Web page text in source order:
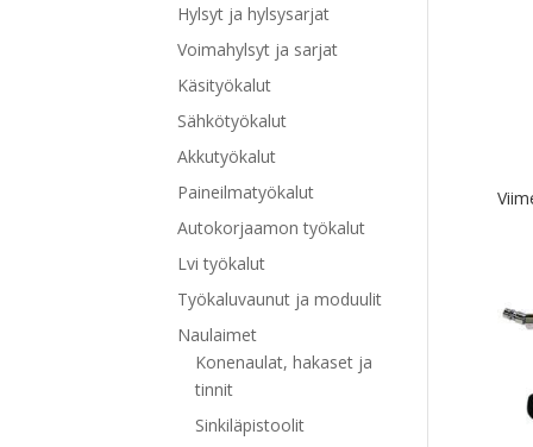
Hylsyt ja hylsysarjat
Voimahylsyt ja sarjat
Käsityökalut
Sähkötyökalut
Akkutyökalut
Paineilmatyökalut
Autokorjaamon työkalut
Lvi työkalut
Työkaluvaunut ja moduulit
Naulaimet
Konenaulat, hakaset ja
tinnit
Sinkiläpistoolit